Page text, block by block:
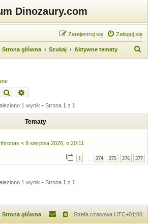
Dinozaury.com
Zaloguj się
Zarejestruj się
Strona główna Szukaj Aktywne tematy
Szukaj
1 wynik • Strona 1 z 1
Tematy
« 9 sierpnia 2026, o 20:11
1 374 375 376 377
1 wynik • Strona 1 z 1
Strona główna Strefa czasowa UTC+01:00